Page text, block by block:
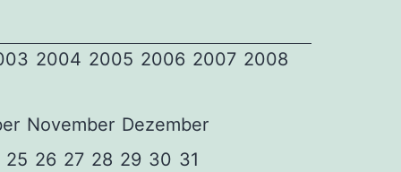
2004 2005 2006 2007 2008
November Dezember
25 26 27 28 29 30 31